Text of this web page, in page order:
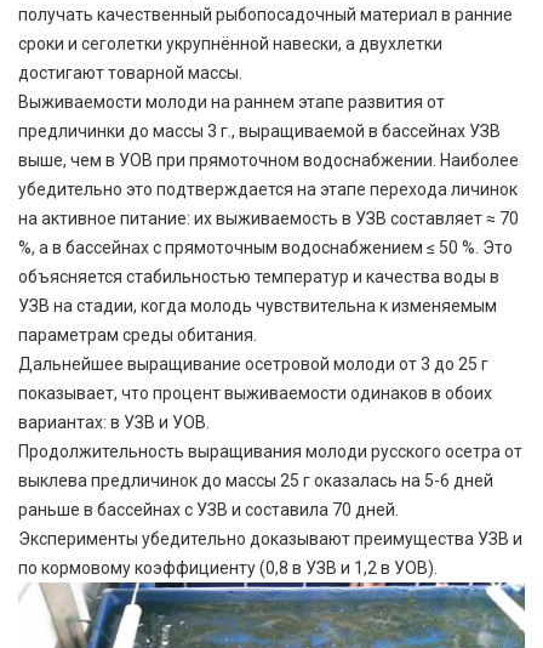
получать качественный рыбопосадочный материал в ранние
сроки и сеголетки укрупнённой навески, а двухлетки
достигают товарной массы.
Выживаемости молоди на раннем этапе развития от
предличинки до массы 3 г., выращиваемой в бассейнах УЗВ
выше, чем в УОВ при прямоточном водоснабжении. Наиболее
убедительно это подтверждается на этапе перехода личинок
на активное питание: их выживаемость в УЗВ составляет ≈ 70
%, а в бассейнах с прямоточным водоснабжением ≤ 50 %. Это
объясняется стабильностью температур и качества воды в
УЗВ на стадии, когда молодь чувствительна к изменяемым
параметрам среды обитания.
Дальнейшее выращивание осетровой молоди от 3 до 25 г
показывает, что процент выживаемости одинаков в обоих
вариантах: в УЗВ и УОВ.
Продолжительность выращивания молоди русского осетра от
выклева предличинок до массы 25 г оказалась на 5-6 дней
раньше в бассейнах с УЗВ и составила 70 дней.
Эксперименты убедительно доказывают преимущества УЗВ и
по кормовому коэффициенту (0,8 в УЗВ и 1,2 в УОВ).